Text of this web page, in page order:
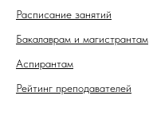
Расписание занятий
Бакалаврам и магистрантам
Аспирантам
Рейтинг преподавателей